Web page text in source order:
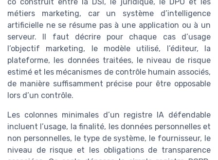
co construit entre la DSI, le juridique, le DPO et les
métiers marketing, car un système d’intelligence
artificielle ne se résume pas à une application ou à un
serveur. Il faut décrire pour chaque cas d’usage
l’objectif marketing, le modèle utilisé, l’éditeur, la
plateforme, les données traitées, le niveau de risque
estimé et les mécanismes de contrôle humain associés,
de manière suffisamment précise pour être opposable
lors d’un contrôle.
Les colonnes minimales d’un registre IA défendable
incluent l’usage, la finalité, les données personnelles et
non personnelles, le type de système, le fournisseur, le
niveau de risque et les obligations de transparence